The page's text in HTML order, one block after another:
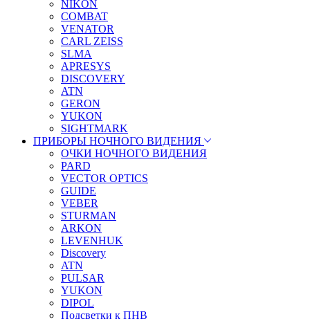
NIKON
COMBAT
VENATOR
CARL ZEISS
SLMA
APRESYS
DISCOVERY
ATN
GERON
YUKON
SIGHTMARK
ПРИБОРЫ НОЧНОГО ВИДЕНИЯ
ОЧКИ НОЧНОГО ВИДЕНИЯ
PARD
VECTOR OPTICS
GUIDE
VEBER
STURMAN
ARKON
LEVENHUK
Discovery
ATN
PULSAR
YUKON
DIPOL
Подсветки к ПНВ